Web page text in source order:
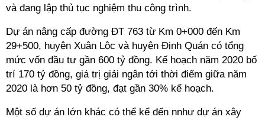
và đang lập thủ tục nghiệm thu công trình.
Dự án nâng cấp đường ĐT 763 từ Km 0+000 đến Km
29+500, huyện Xuân Lộc và huyện Định Quán có tổng
mức vốn đầu tư gần 600 tỷ đồng. Kế hoạch năm 2020 bố
trí 170 tỷ đồng, giá trị giải ngân tới thời điểm giữa năm
2020 là hơn 50 tỷ đồng, đạt gần 30% kế hoạch.
Một số dự án lớn khác có thể kể đến nnhư dự án xây